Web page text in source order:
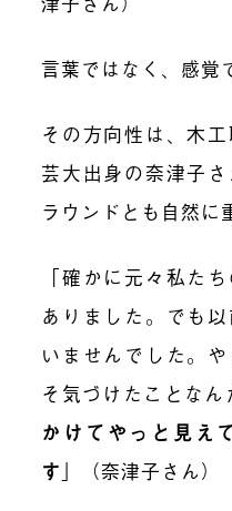
言葉ではなく、感覚
その方向性は、木工
芸大出身の奈津子
ラウンドとも自然に
「確かに元々私た
ありました。でも
いませんでした。
そ気づけたことなん
かけてやっと見え
す 」（奈津子さん）